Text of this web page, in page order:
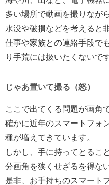
多い場所で動画を撮りなが
水没や破損などを考えると
仕事や家族との連絡手段で
り手荒には扱いたくないで
じゃあ置いて撮る（怒）
ここで出てくる問題が画角
確かに近年のスマートフォ
種が増えてきています。
しかし、手に持ってとるこ
分画角を狭くせざるを得な
是非、お手持ちのスマート